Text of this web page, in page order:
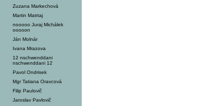
Zuzana Markechová
Martin Matrtaj
nooooo Juraj Michálek
ooooon
Ján Molnár
Ivana Mrazova
12 nschwenddani
nschwenddani 12
Pavol Ondrisek
Mgr Tatiana Oravcová
Filip Paulovič
Jaroslav Pavlovič